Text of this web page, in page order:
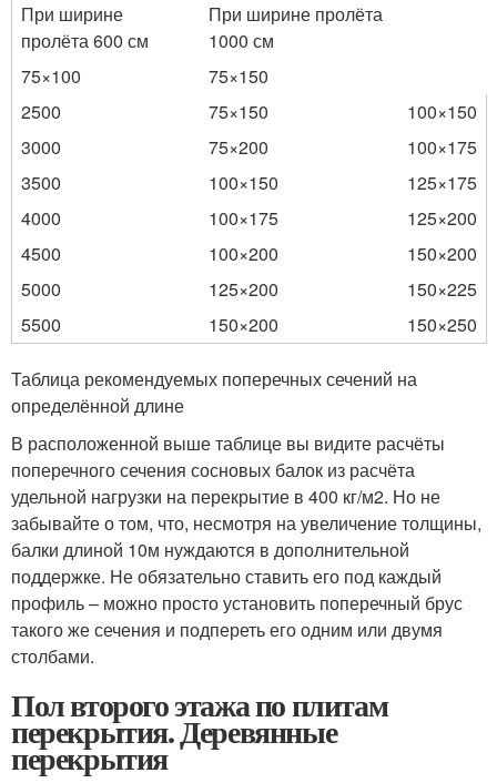
При ширине
пролёта 600 см
При ширине пролёта
1000 см
75×100
75×150
2500
75×150
100×150
3000
75×200
100×175
3500
100×150
125×175
4000
100×175
125×200
4500
100×200
150×200
5000
125×200
150×225
5500
150×200 150×250
Таблица рекомендуемых поперечных сечений на
определённой длине
В расположенной выше таблице вы видите расчёты
поперечного сечения сосновых балок из расчёта
удельной нагрузки на перекрытие в 400 кг/м2. Но не
забывайте о том, что, несмотря на увеличение толщины,
балки длиной 10м нуждаются в дополнительной
поддержке. Не обязательно ставить его под каждый
профиль – можно просто установить поперечный брус
такого же сечения и подпереть его одним или двумя
столбами.
Пол второго этажа по плитам
перекрытия. Деревянные
перекрытия